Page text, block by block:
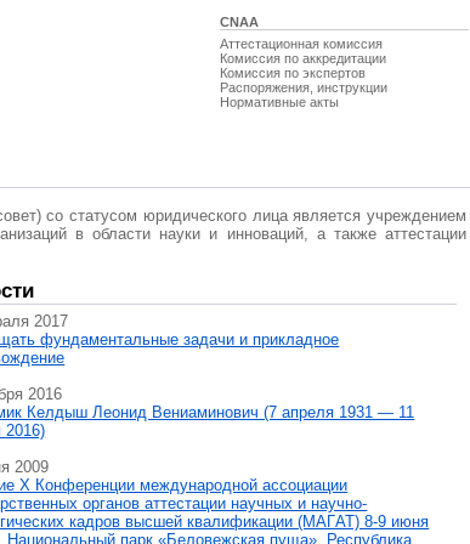
CNAA
Аттестационная комиссия
Комиссия по аккредитации
Комиссия по экспертов
Распоряжения, инструкции
Нормативные акты
со статусом юридического лица является учреждением
в области науки и инноваций, а также аттестации
2017
фундаментальные задачи и прикладное
2016
Келдыш Леонид Вениаминович (7 апреля 1931 — 11
2016)
2009
X Конференции международной ассоциации
органов аттестации научных и научно-
кадров высшей квалификации (МАГAT) 8-9 июня
Национальный парк «Беловежская пуща», Республика